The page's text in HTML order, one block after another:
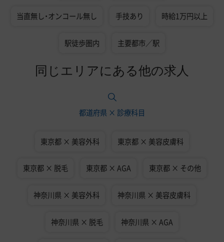
当直無し・オンコール無し 手技あり 時給1万円以上
駅徒歩圏内 主要都市／駅
同じエリアにある他の求人
都道府県 × 診療科目
東京都 × 美容外科 東京都 × 美容皮膚科
東京都 × 脱毛 東京都 × AGA 東京都 × その他
神奈川県 × 美容外科 神奈川県 × 美容皮膚科
神奈川県 × 脱毛 神奈川県 × AGA